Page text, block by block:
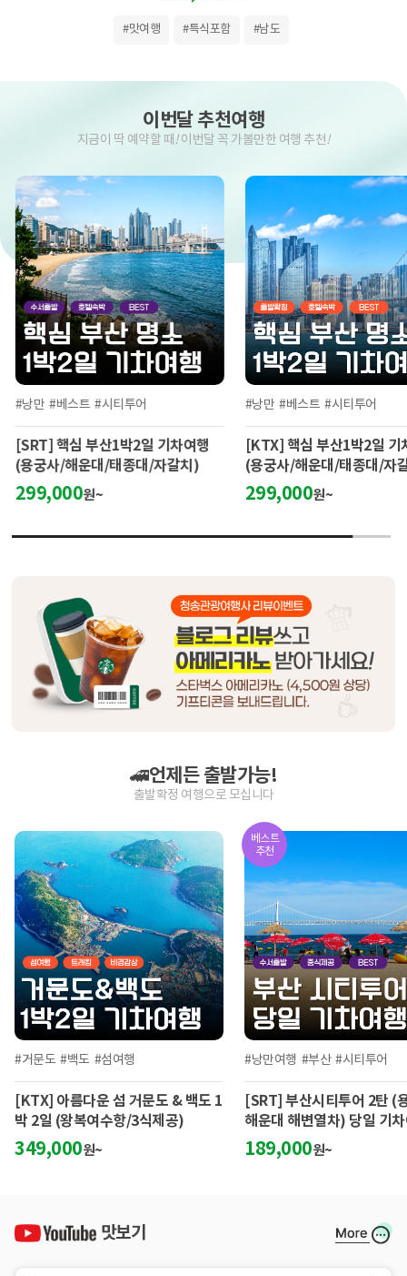
#맛여행 #특식포함 #남도
이번달 추천여행
지금이 딱 예약할 때!이번달 꼭 가볼만한 여행 추천!
#낭만 #베스트 #시티투어
[SRT] 핵심 부산1박2일 기차여행
(용궁사/해운대/태종대/자갈치)
299,000원~
#낭만 #베스트 #시티투어
[KTX] 핵심 부산1박2일 기
(용궁사/해운대/태종대/자
299,000원~
🚄언제든 출발가능!
출발확정 여행으로 모십니다
#거문도 #백도 #섬여행
[KTX] 아름다운 섬 거문도 & 백도 1
박 2일 (왕복여수항/3식제공)
349,000원~
베스트
추천
#낭만여행 #부산 #시티투어
[SRT] 부산시티투어 2탄 (
해운대 해변열차) 당일 기
식포함
189,000원~
맛보기